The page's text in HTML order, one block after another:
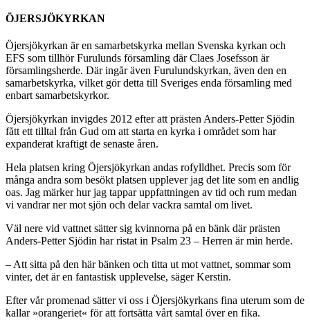
ÖJERSJÖKYRKAN
Öjersjökyrkan är en samarbetskyrka mellan Svenska kyrkan och
EFS som tillhör Furulunds församling där Claes Josefsson är
församlingsherde. Där ingår även Furulundskyrkan, även den en
samarbetskyrka, vilket gör detta till Sveriges enda församling med
enbart samarbetskyrkor.
Öjersjökyrkan invigdes 2012 efter att prästen Anders-Petter Sjödin
fått ett tilltal från Gud om att starta en kyrka i området som har
expanderat kraftigt de senaste åren.
Hela platsen kring Öjersjökyrkan andas rofylldhet. Precis som för
många andra som besökt platsen upplever jag det lite som en andlig
oas. Jag märker hur jag tappar uppfattningen av tid och rum medan
vi vandrar ner mot sjön och delar vackra samtal om livet.
Väl nere vid vattnet sätter sig kvinnorna på en bänk där prästen
Anders-Petter Sjödin har ristat in Psalm 23 – Herren är min herde.
– Att sitta på den här bänken och titta ut mot vattnet, sommar som
vinter, det är en fantastisk upplevelse, säger Kerstin.
Efter vår promenad sätter vi oss i Öjersjökyrkans fina uterum som de
kallar »orangeriet« för att fortsätta vårt samtal över en fika.